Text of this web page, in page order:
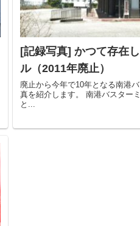
[記録写真] かつて存在
ル（2011年廃止）
廃止から今年で10年となる南港
真を紹介します。 南港バスター
と...